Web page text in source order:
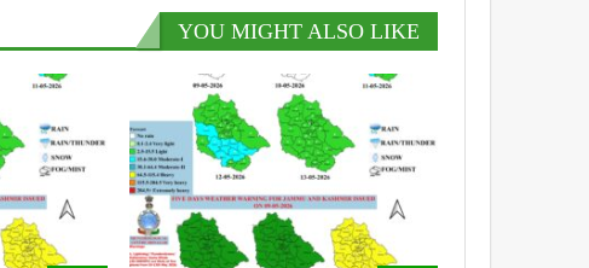
YOU MIGHT ALSO LIKE